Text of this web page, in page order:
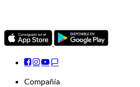
Compañía